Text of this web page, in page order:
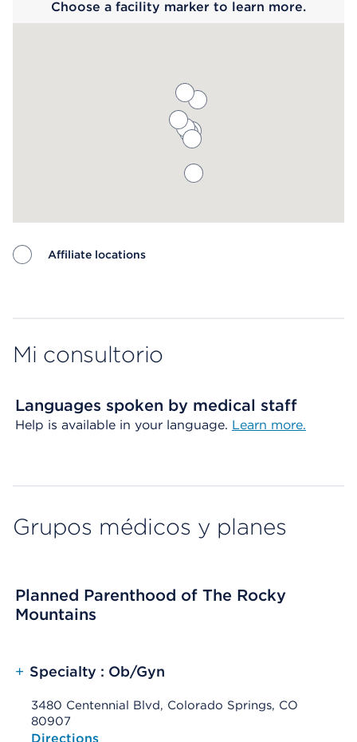
Choose a facility marker to learn more.
Affiliate locations
Mi consultorio
Languages spoken by medical staff
Help is available in your language. Learn more.
Grupos médicos y planes
Planned Parenthood of The Rocky
Mountains
+ Specialty : Ob/Gyn
3480 Centennial Blvd, Colorado Springs, CO
80907
Opens native map application on mobile devices
Directions